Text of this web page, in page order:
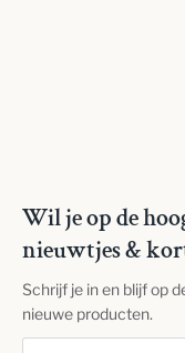
Wil je op de
nieuwtjes &
Schrijf je in en blijf op
nieuwe producten.